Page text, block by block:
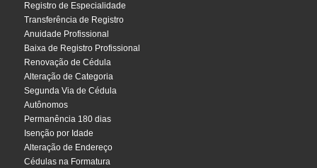
Registro de Especialidade
Transferência de Registro
Anuidade Profissional
Baixa de Registro Profissional
Renovação de Cédula
Alteração de Categoria
Segunda Via de Cédula
Autônomos
Permanência 180 dias
Isenção por Idade
Alteração de Endereço
Cédulas na Formatura